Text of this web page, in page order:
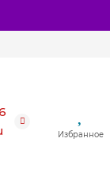
Избранное